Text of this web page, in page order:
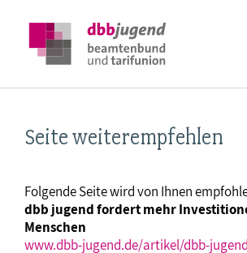
Seite weiterempfehlen
Folgende Seite wird von Ihnen
dbb jugend fordert mehr
Menschen
www.dbb-jugend.de/artikel/dbb-